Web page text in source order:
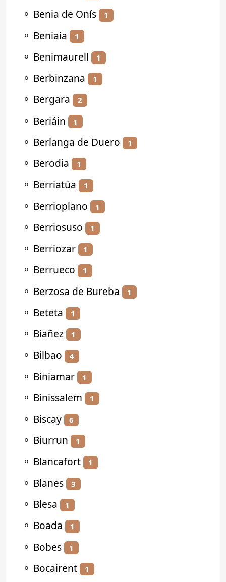
⚬ Benia de Onís 1
⚬ Beniaia 1
⚬ Benimaurell 1
⚬ Berbinzana 1
⚬ Bergara 2
⚬ Beriáin 1
⚬ Berlanga de Duero 1
⚬ Berodia 1
⚬ Berriatúa 1
⚬ Berrioplano 1
⚬ Berriosuso 1
⚬ Berriozar 1
⚬ Berrueco 1
⚬ Berzosa de Bureba 1
⚬ Beteta 1
⚬ Biañez 1
⚬ Bilbao 4
⚬ Biniamar 1
⚬ Binissalem 1
⚬ Biscay 6
⚬ Biurrun 1
⚬ Blancafort 1
⚬ Blanes 3
⚬ Blesa 1
⚬ Boada 1
⚬ Bobes 1
⚬ Bocairent 1